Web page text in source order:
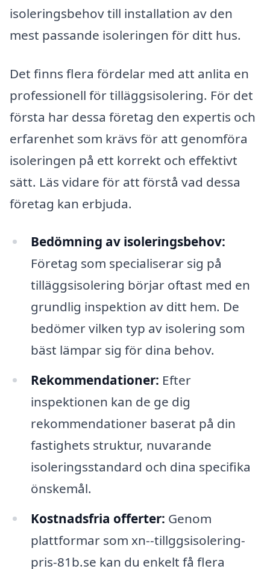
isoleringsbehov till installation av den
mest passande isoleringen för ditt hus.
Det finns flera fördelar med att anlita en
professionell för tilläggsisolering. För det
första har dessa företag den expertis och
erfarenhet som krävs för att genomföra
isoleringen på ett korrekt och effektivt
sätt. Läs vidare för att förstå vad dessa
företag kan erbjuda.
Bedömning av isoleringsbehov:
Företag som specialiserar sig på
tilläggsisolering börjar oftast med en
grundlig inspektion av ditt hem. De
bedömer vilken typ av isolering som
bäst lämpar sig för dina behov.
Rekommendationer: Efter
inspektionen kan de ge dig
rekommendationer baserat på din
fastighets struktur, nuvarande
isoleringsstandard och dina specifika
önskemål.
Kostnadsfria offerter: Genom
plattformar som xn--tillggsisolering-
pris-81b.se kan du enkelt få flera